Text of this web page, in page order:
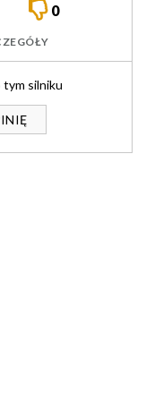
0
tym silniku